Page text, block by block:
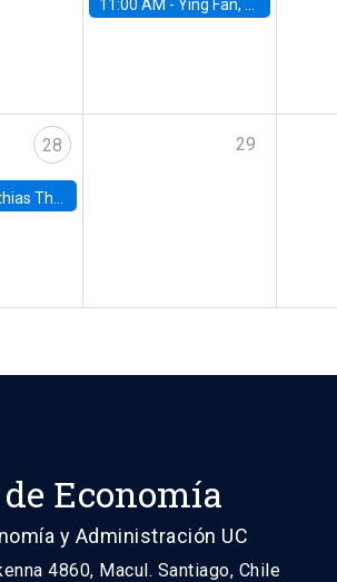
11:00 AM -Ying Fan, University of Michigan
28
University of Lausanne
29
Economía
y Administración UC
4860, Macul. Santiago, Chile